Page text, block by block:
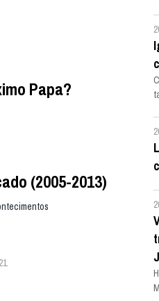
Papa?
(2005-2013)